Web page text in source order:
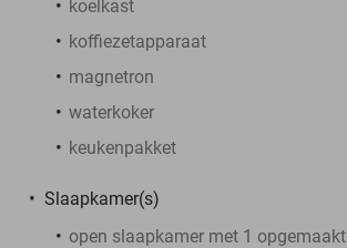
koelkast
koffiezetapparaat
magnetron
waterkoker
keukenpakket
Slaapkamer(s)
open slaapkamer met 1 opgemaakt